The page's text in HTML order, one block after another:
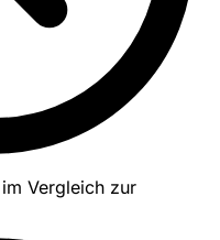
Vergleich zur